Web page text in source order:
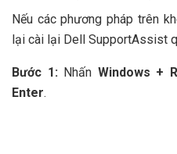
Nếu các phương pháp trên
lại cài lại Dell SupportAssist
Bước 1:Nhấn Windows +
Enter.